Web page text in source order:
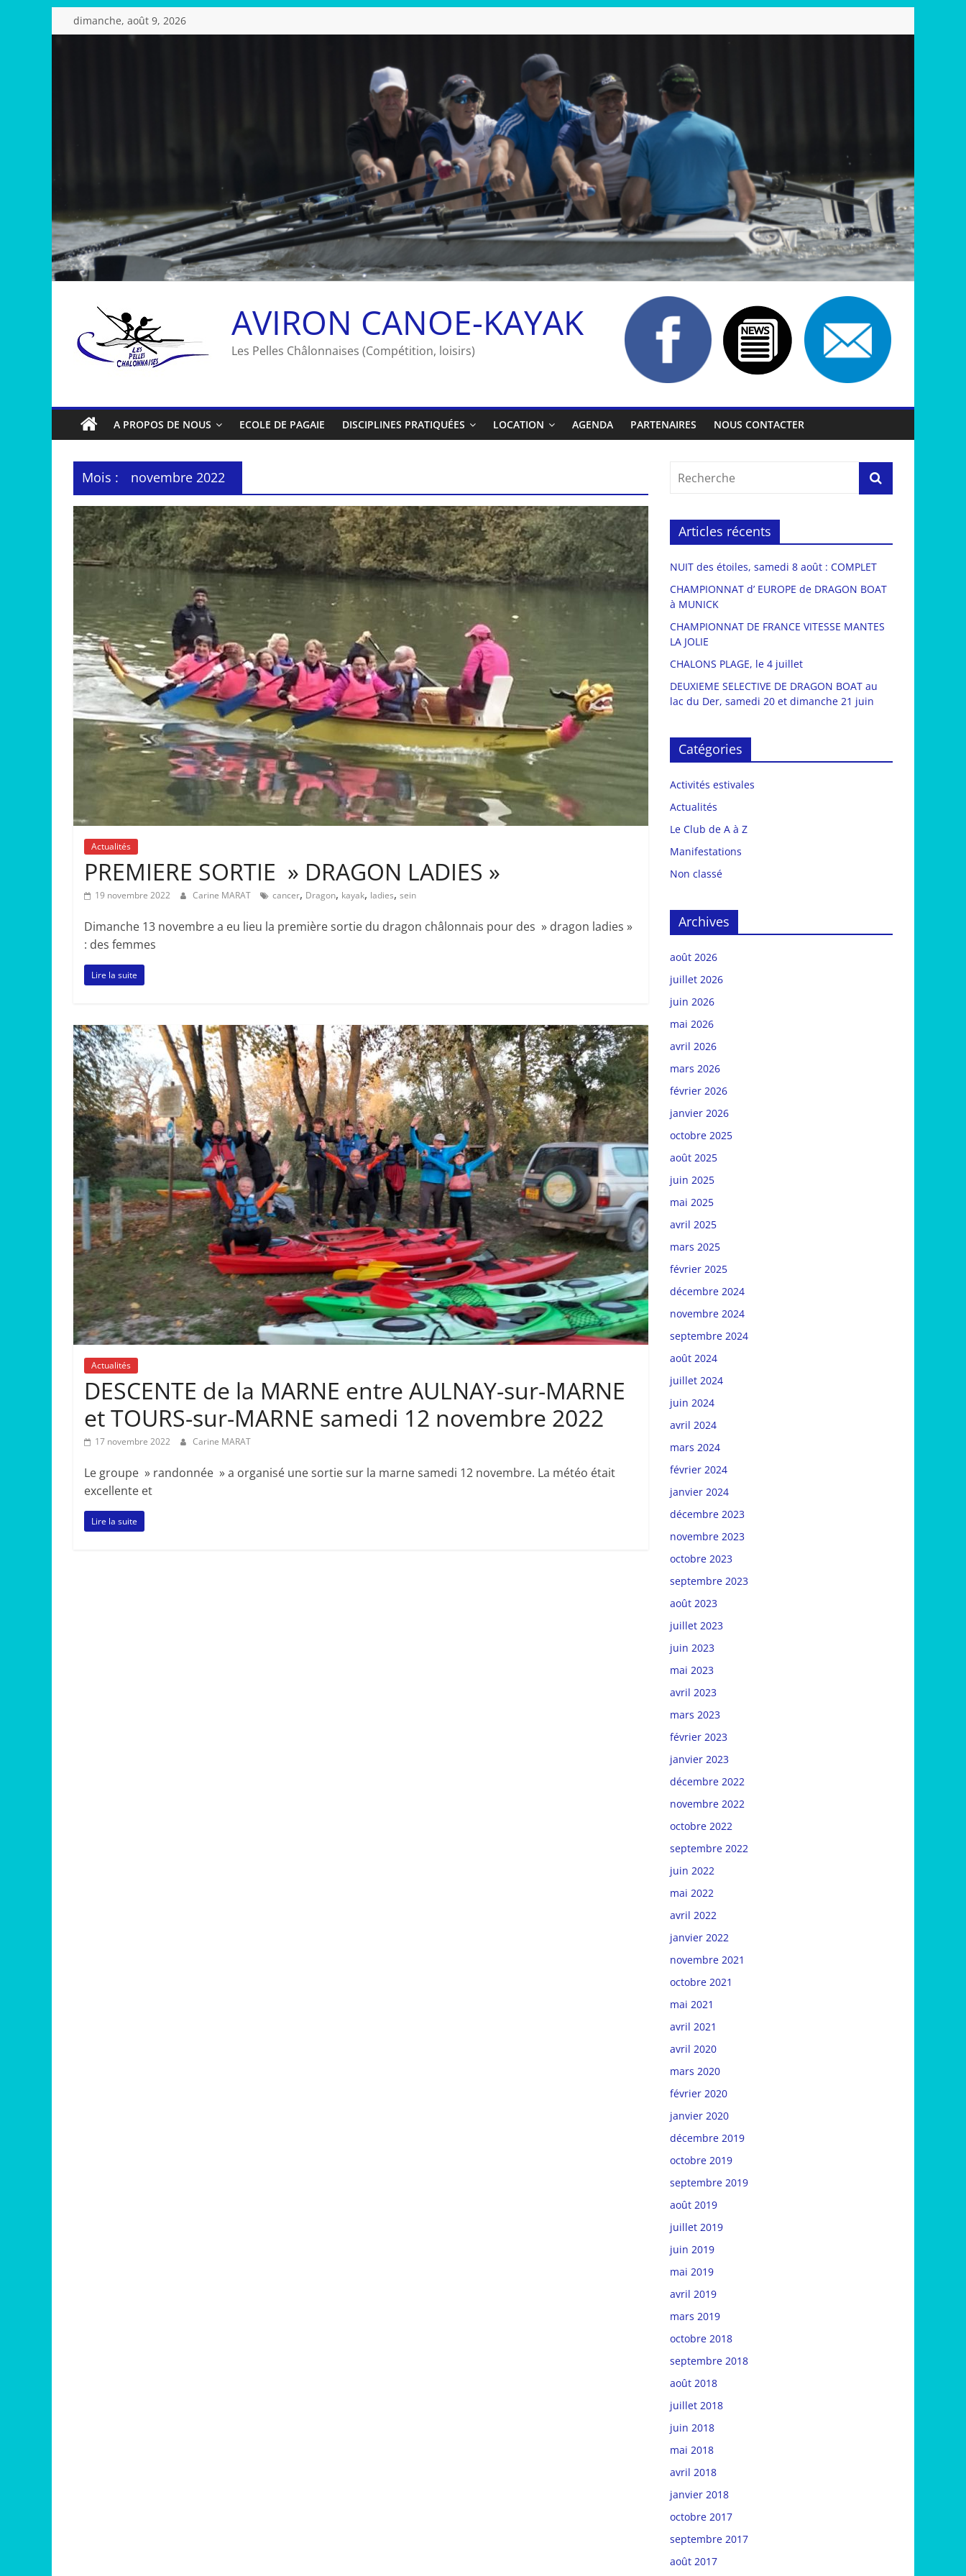
Passer
au
dimanche, août 9, 2026
AVIRON CANOE-KAYAK
Les Pelles Châlonnaises (Compétition, loisirs)
A PROPOS DE NOUS ECOLE DE PAGAIE DISCIPLINES PRATIQUÉES LOCATION AGENDA PARTENAIRES NOUS CONTACTER
Mois : novembre 2022
Actualités
PREMIERE SORTIE » DRAGON LADIES »
19 novembre 2022 Carine MARAT cancer, Dragon, kayak, ladies, sein
Dimanche 13 novembre a eu lieu la première sortie du dragon châlonnais pour des » dragon ladies »
: des femmes
Lire la suite
Actualités
DESCENTE de la MARNE entre AULNAY-sur-MARNE
et TOURS-sur-MARNE samedi 12 novembre 2022
17 novembre 2022 Carine MARAT
Le groupe » randonnée » a organisé une sortie sur la marne samedi 12 novembre. La météo était
excellente et
Lire la suite
Articles récents
NUIT des étoiles, samedi 8 août : COMPLET
CHAMPIONNAT d’ EUROPE de DRAGON BOAT
à MUNICK
CHAMPIONNAT DE FRANCE VITESSE MANTES
LA JOLIE
CHALONS PLAGE, le 4 juillet
DEUXIEME SELECTIVE DE DRAGON BOAT au
lac du Der, samedi 20 et dimanche 21 juin
Catégories
Activités estivales
Actualités
Le Club de A à Z
Manifestations
Non classé
Archives
août 2026
juillet 2026
juin 2026
mai 2026
avril 2026
mars 2026
février 2026
janvier 2026
octobre 2025
août 2025
juin 2025
mai 2025
avril 2025
mars 2025
février 2025
décembre 2024
novembre 2024
septembre 2024
août 2024
juillet 2024
juin 2024
avril 2024
mars 2024
février 2024
janvier 2024
décembre 2023
novembre 2023
octobre 2023
septembre 2023
août 2023
juillet 2023
juin 2023
mai 2023
avril 2023
mars 2023
février 2023
janvier 2023
décembre 2022
novembre 2022
octobre 2022
septembre 2022
juin 2022
mai 2022
avril 2022
janvier 2022
novembre 2021
octobre 2021
mai 2021
avril 2021
avril 2020
mars 2020
février 2020
janvier 2020
décembre 2019
octobre 2019
septembre 2019
août 2019
juillet 2019
juin 2019
mai 2019
avril 2019
mars 2019
octobre 2018
septembre 2018
août 2018
juillet 2018
juin 2018
mai 2018
avril 2018
janvier 2018
octobre 2017
septembre 2017
août 2017